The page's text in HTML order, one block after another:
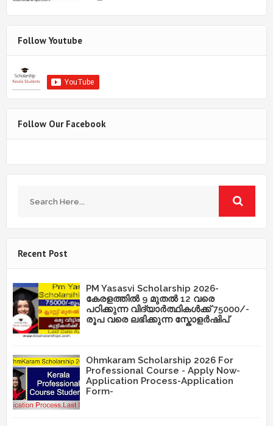
Follow Youtube
Follow Our Facebook
Recent Post
PM Yasasvi Scholarship 2026-
കേരളത്തിൽ 9 മുതൽ 12 വരെ
പഠിക്കുന്ന വിദ്യാർത്ഥികൾക്ക് 75000/-
രൂപ വരെ ലഭിക്കുന്ന സ്കോളർഷിപ്
Ohmkaram Scholarship 2026 For
Professional Course - Apply Now-
Application Process-Application
Form-